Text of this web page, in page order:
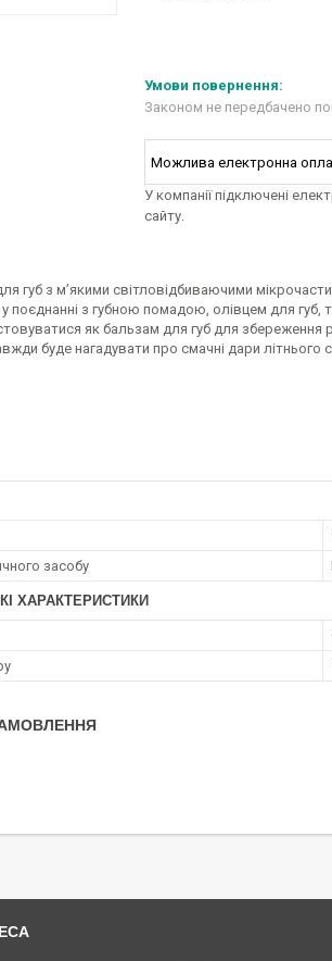
Законом не передбачено
У компанії підключені
сайту.
губ з м’якими світловідбиваючими
поєднанні з губною помадою, олівцем для губ,
як бальзам для губ для
буде нагадувати про смачні дари літнього
засобу
ХАРАКТЕРИСТИКИ